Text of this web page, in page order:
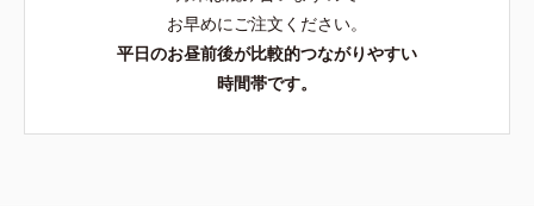
お早めにご注文ください。
平日のお昼前後が比較的つながりやすい
時間帯です。